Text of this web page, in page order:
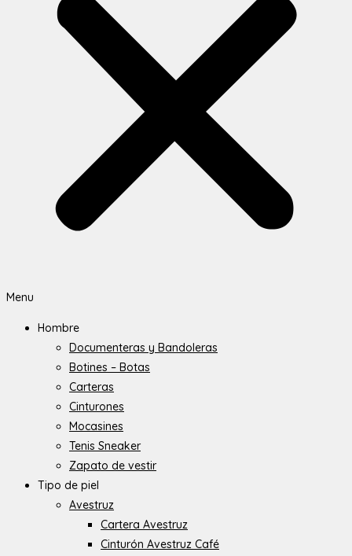
Menu
Hombre
Documenteras y Bandoleras
Botines – Botas
Carteras
Cinturones
Mocasines
Tenis Sneaker
Zapato de vestir
Tipo de piel
Avestruz
Cartera Avestruz
Cinturón Avestruz Café